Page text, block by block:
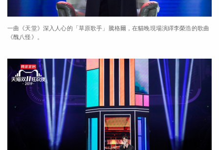
一曲《天堂》深入人心的「草原歌手」騰格爾，在貓晚現場演繹李榮浩的歌曲
《醜八怪》。